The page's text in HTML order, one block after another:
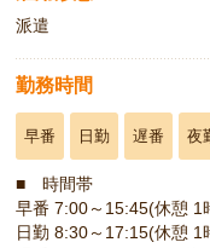
派遣
勤務時間
早番 日勤 遅番 夜
■ 時間帯
早番 7:00～15:45(休憩 1
日勤 8:30～17:15(休憩 1